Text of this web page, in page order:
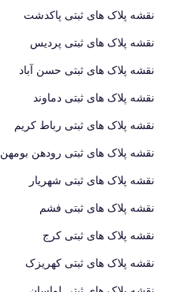
نقشه پلاک های ثبتی پاکدشت
نقشه پلاک های ثبتی پردیس
نقشه پلاک های ثبتی حسن آباد
نقشه پلاک های ثبتی دماوند
نقشه پلاک های ثبتی رباط کریم
نقشه پلاک های ثبتی رودهن بومهن
نقشه پلاک های ثبتی شهریار
نقشه پلاک های ثبتی فشم
نقشه پلاک های ثبتی کرج
نقشه پلاک های ثبتی کهریزک